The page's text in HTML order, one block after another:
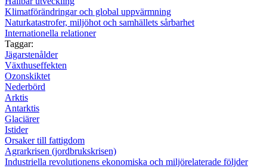
Klimatförändringar och global uppvärmning
Naturkatastrofer, miljöhot och samhällets sårbarhet
Internationella relationer
Taggar:
Jägarstenålder
Växthuseffekten
Ozonskiktet
Nederbörd
Arktis
Antarktis
Glaciärer
Istider
Orsaker till fattigdom
Agrarkrisen (jordbrukskrisen)
Industriella revolutionens ekonomiska och miljörelaterade följder